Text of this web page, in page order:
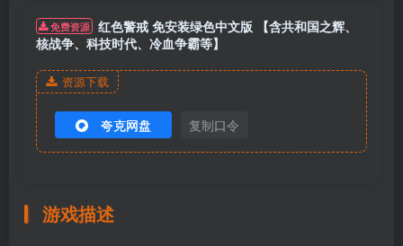
免费资源 红色警戒 免安装绿色中文版 【含共和国之辉、
核战争、科技时代、冷血争霸等】
资源下载
夸克网盘 复制口令
游戏描述